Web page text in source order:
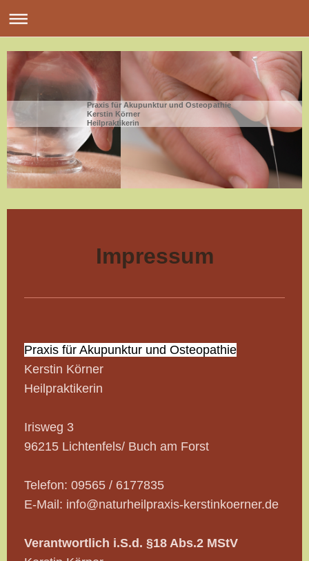
Praxis für Akupunktur und Osteopathie
Kerstin Körner
Heilpraktikerin
Impressum
Praxis für Akupunktur und Osteopathie
Kerstin Körner
Heilpraktikerin
Irisweg 3
96215 Lichtenfels/ Buch am Forst
Telefon: 09565 / 6177835
E-Mail: info@naturheilpraxis-kerstinkoerner.de
Verantwortlich i.S.d. §18 Abs.2 MStV